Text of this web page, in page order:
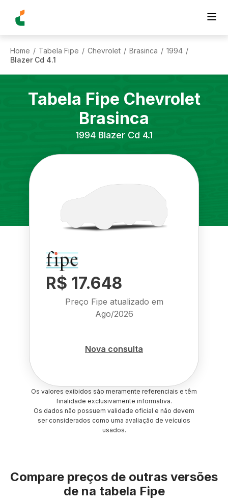
Home / Tabela Fipe / Chevrolet / Brasinca / 1994 /
Blazer Cd 4.1
Tabela Fipe Chevrolet
Brasinca
1994 Blazer Cd 4.1
R$ 17.648
Preço Fipe atualizado em
Ago/2026
Nova consulta
Os valores exibidos são meramente referenciais e têm
finalidade exclusivamente informativa.
Os dados não possuem validade oficial e não devem
ser considerados como uma avaliação de veículos
usados.
Compare preços de outras versões
de na tabela Fipe